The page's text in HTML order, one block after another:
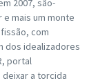
2007, são-
mais um monte
com
dos idealizadores
portal
a torcida